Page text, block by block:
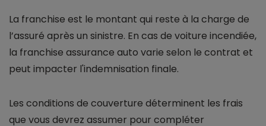
La franchise est le montant qui reste à la charge de
l’assuré après un sinistre. En cas de voiture incendiée,
la franchise assurance auto varie selon le contrat et
peut impacter l'indemnisation finale.
Les conditions de couverture déterminent les frais
que vous devrez assumer pour compléter